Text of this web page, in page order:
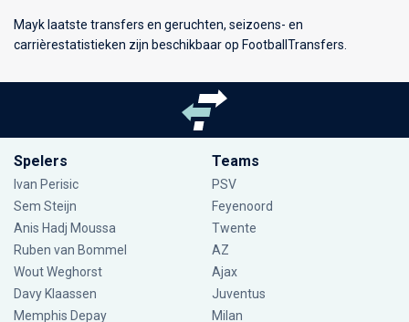
Mayk laatste transfers en geruchten, seizoens- en
carrièrestatistieken zijn beschikbaar op FootballTransfers.
Spelers
Ivan Perisic
Sem Steijn
Anis Hadj Moussa
Ruben van Bommel
Wout Weghorst
Davy Klaassen
Memphis Depay
Teams
PSV
Feyenoord
Twente
AZ
Ajax
Juventus
Milan